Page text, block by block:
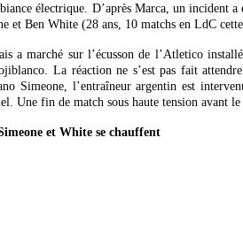
électrique. D’après Marca, un incident a
et Ben White (28 ans, 10 matchs en LdC
a marché sur l’écusson de l’Atletico
La réaction ne s’est pas fait
Simeone, l’entraîneur argentin est
Une fin de match sous haute tension avant
et White se chauffent